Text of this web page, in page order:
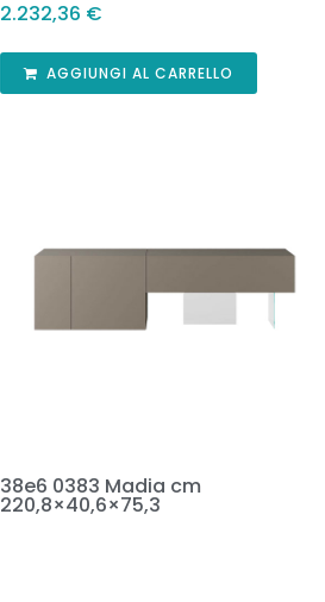
2.232,36 €
AGGIUNGI AL CARRELLO
38e6 0383 Madia cm
220,8×40,6×75,3